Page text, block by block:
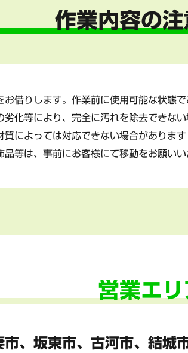
作業内容の
お借りします。作業前に使用可能な状態で
化等により、完全に汚れを除去できない
質によっては対応できない場合がありま
等は、事前にお客様にて移動をお願いい
営業エリ
、坂東市、 古河市、結城